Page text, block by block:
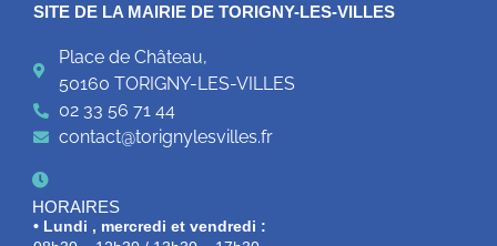
SITE DE LA MAIRIE DE TORIGNY-LES-VILLES
Place de Château,
50160 TORIGNY-LES-VILLES
02 33 56 71 44
contact@torignylesvilles.fr
HORAIRES
• Lundi , mercredi et vendredi :